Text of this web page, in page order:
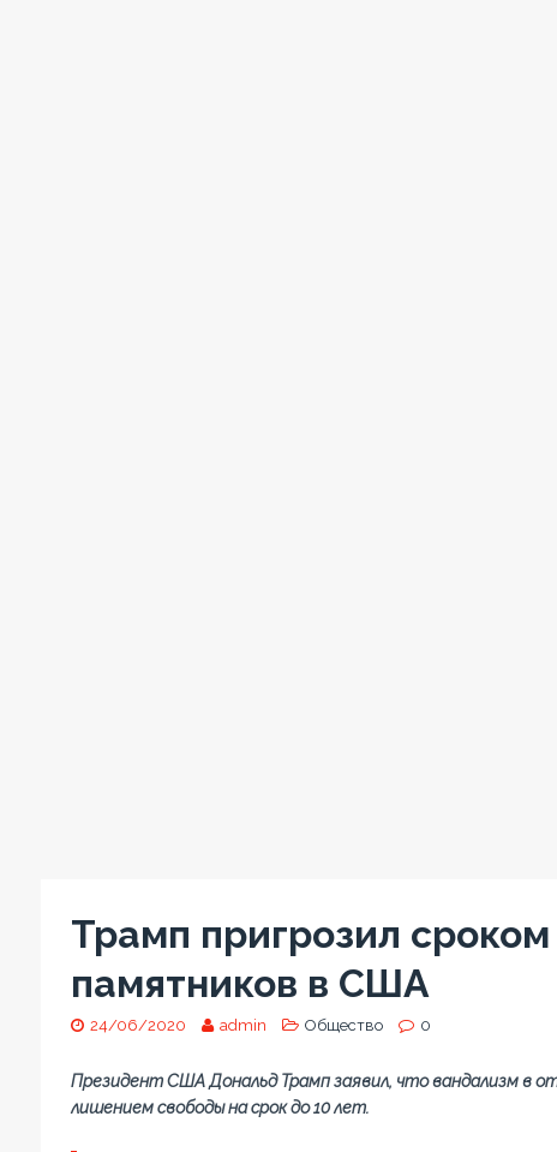
Трамп пригрозил
памятников в США
24/06/2020 admin Общество 0
Президент США Дональд Трамп заявил, что вандализм в
лишением свободы на срок до 10 лет.